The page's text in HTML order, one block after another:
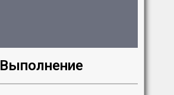
Выполнение